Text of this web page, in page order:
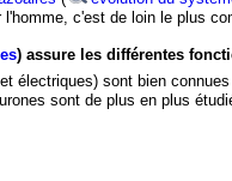
c'est de loin le plus
) assure les différentes
électriques) sont bien
sont de plus en plus